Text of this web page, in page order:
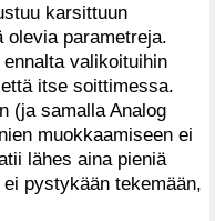
karsittuun
olevia parametreja.
valikoituihin
itse soittimessa.
(ja samalla Analog
muokkaamiseen ei
lähes aina pieniä
pystykään tekemään,